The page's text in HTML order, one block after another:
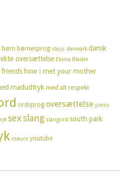
børn børnesprog claus danmark dansk
oversættelse Ekstra Bladet
friends how i met your mother
madudtryk med alt respekt
ordsprog oversættelse penis
sexslang slangord south park
vsauce youtube